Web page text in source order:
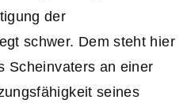
der
schwer. Dem steht hier
Scheinvaters an einer
seines